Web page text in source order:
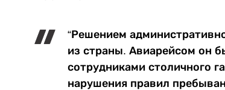
“Решением
из страны. Авиарейсом он
сотрудниками столичного
нарушения правил